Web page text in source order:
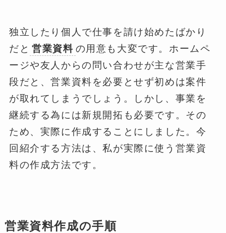
独立したり個人で仕事を請け始めたばかり
だと 営業資料 の用意も大変です。ホームペ
ージや友人からの問い合わせが主な営業手
段だと、営業資料を必要とせず初めは案件
が取れてしまうでしょう。しかし、事業を
継続する為には新規開拓も必要です。その
ため、実際に作成することにしました。今
回紹介する方法は、私が実際に使う営業資
料の作成方法です。
営業資料作成の手順